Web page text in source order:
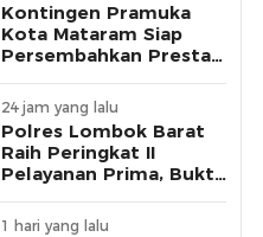
Kontingen Pramuka
Kota Mataram Siap
Persembahkan Prestasi
Cibubur
24 jam yang lalu
Polres Lombok Barat
Raih Peringkat II
Pelayanan Prima, Bukti
Masyarakat
1 hari yang lalu